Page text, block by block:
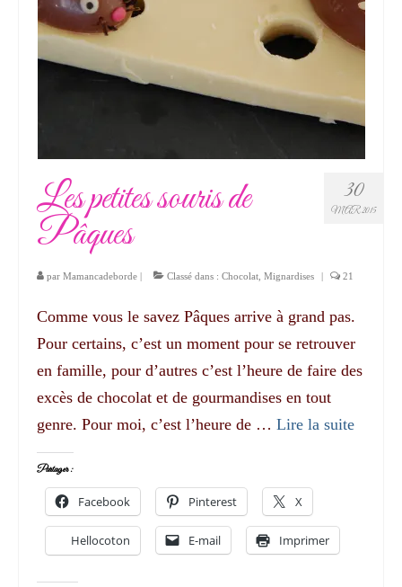
30
MAR 2015
Les petites souris de
Pâques
par Mamancadeborde | Classé dans : Chocolat Mignardises | 21
Comme vous le savez Pâques arrive à grand pas.
Pour certains, c’est un moment pour se retrouver
en famille, pour d’autres c’est l’heure de faire des
excès de chocolat et de gourmandises en tout
genre. Pour moi, c’est l’heure de … Lire la suite­­
Partager :
Facebook Pinterest X
Hellocoton E-mail Imprimer